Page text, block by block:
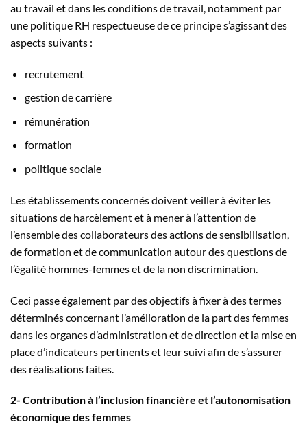
au travail et dans les conditions de travail, notamment par
une politique RH respectueuse de ce principe s’agissant des
aspects suivants :
recrutement
gestion de carrière
rémunération
formation
politique sociale
Les établissements concernés doivent veiller à éviter les
situations de harcèlement et à mener à l’attention de
l’ensemble des collaborateurs des actions de sensibilisation,
de formation et de communication autour des questions de
l’égalité hommes-femmes et de la non discrimination.
Ceci passe également par des objectifs à fixer à des termes
déterminés concernant l’amélioration de la part des femmes
dans les organes d’administration et de direction et la mise en
place d’indicateurs pertinents et leur suivi afin de s’assurer
des réalisations faites.
2- Contribution à l’inclusion financière et l’autonomisation
économique des femmes